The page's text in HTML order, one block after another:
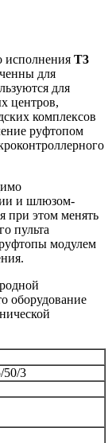
исполнения T3
для
для
центров,
комплексов
руфтопом
и шлюзом-
при этом менять
пульта
модулем
оборудование
50/3